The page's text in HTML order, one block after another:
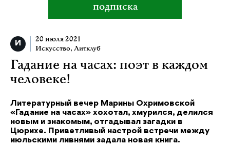
подписка
20 июля 2021
Искусство, Литклуб
Гадание на часах: поэт в каждом
человеке!
Литературный вечер Марины Охримовской
«Гадание на часах» хохотал, хмурился, делился
новым и знакомым, отгадывал загадки в
Цюрихе. Приветливый настрой встречи между
июльскими ливнями задала новая книга.